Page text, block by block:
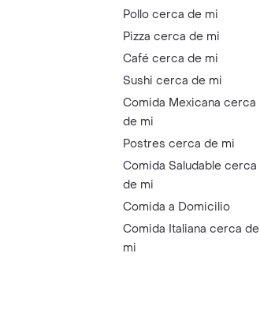
Pollo cerca de mi
Pizza cerca de mi
Café cerca de mi
Sushi cerca de mi
Comida Mexicana cerca
de mi
Postres cerca de mi
Comida Saludable cerca
de mi
Comida a Domicilio
Comida Italiana cerca de
mi